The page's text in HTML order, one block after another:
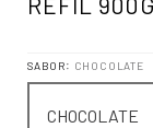
SABOR: CHOCOLATE
CHOCOLATE